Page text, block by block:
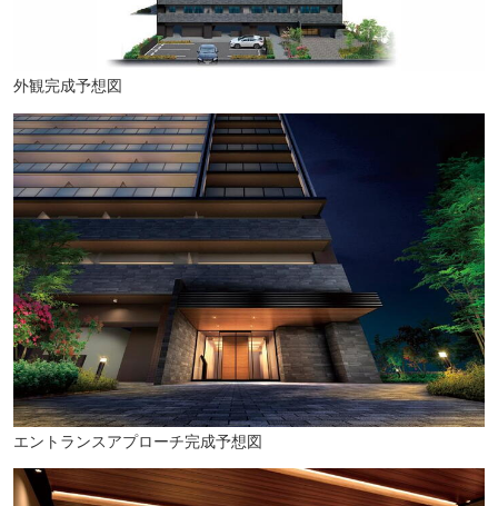
ベジフルgardenあちーぶ(徒歩3分・約200m)
外観完成予想図
エントランスアプローチ完成予想図